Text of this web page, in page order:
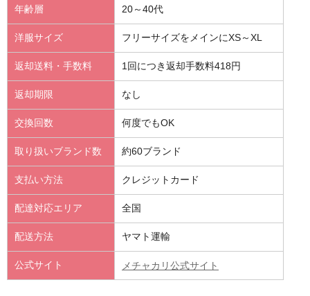
年齢層 20～40代
洋服サイズ フリーサイズをメインにXS～XL
返却送料・手数料 1回につき返却手数料418円
返却期限 なし
交換回数 何度でもOK
取り扱いブランド数 約60ブランド
支払い方法 クレジットカード
配達対応エリア 全国
配送方法 ヤマト運輸
公式サイト メチャカリ公式サイト